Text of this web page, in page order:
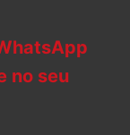
no seu